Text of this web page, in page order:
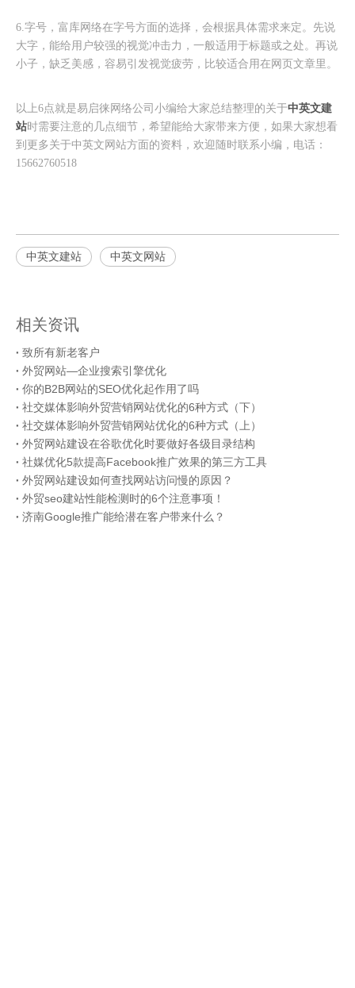
6.字号，富库网络在字号方面的选择，会根据具体需求来定。先说
大字，能给用户较强的视觉冲击力，一般适用于标题或之处。再说
小子，缺乏美感，容易引发视觉疲劳，比较适合用在网页文章里。
以上6点就是易启徕网络公司小编给大家总结整理的关于中英文建
站时需要注意的几点细节，希望能给大家带来方便，如果大家想看
到更多关于中英文网站方面的资料，欢迎随时联系小编，电话：
15662760518
中英文建站 中英文网站
相关资讯
致所有新老客户
外贸网站—企业搜索引擎优化
你的B2B网站的SEO优化起作用了吗
社交媒体影响外贸营销网站优化的6种方式（下）
社交媒体影响外贸营销网站优化的6种方式（上）
外贸网站建设在谷歌优化时要做好各级目录结构
社媒优化5款提高Facebook推广效果的第三方工具
外贸网站建设如何查找网站访问慢的原因？
外贸seo建站性能检测时的6个注意事项！
济南Google推广能给潜在客户带来什么？